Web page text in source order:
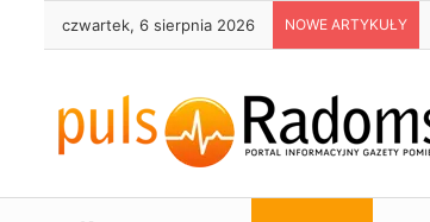
czwartek, 6 sierpnia 2026 NOWE ARTYKUŁY